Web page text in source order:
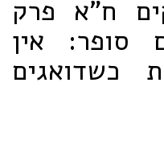
ח"א פרק
סופר: אין
כשדואגים